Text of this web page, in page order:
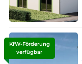
KfW-Förderung
verfügbar